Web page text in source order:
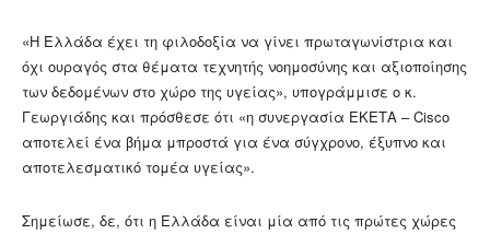
«Η Ελλάδα έχει τη φιλοδοξία να γίνει πρωταγωνίστρια και
όχι ουραγός στα θέματα τεχνητής νοημοσύνης και αξιοποίησης
των δεδομένων στο χώρο της υγείας», υπογράμμισε ο κ.
Γεωργιάδης και πρόσθεσε ότι «η συνεργασία ΕΚΕΤΑ – Cisco
αποτελεί ένα βήμα μπροστά για ένα σύγχρονο, έξυπνο και
αποτελεσματικό τομέα υγείας».
Σημείωσε, δε, ότι η Ελλάδα είναι μία από τις πρώτες χώρες